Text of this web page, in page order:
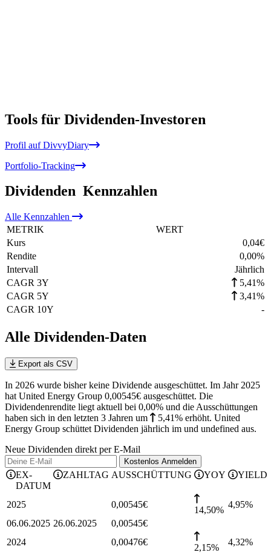
Tools für Dividenden-Investoren
Profil auf DivvyDiary
Portfolio-Tracking
Dividenden Kennzahlen
Alle Kennzahlen
METRIK
WERT
Kurs
0,04€
Rendite
0,00%
Intervall
Jährlich
CAGR 3Y
5,41%
CAGR 5Y
3,41%
CAGR 10Y
-
Alle Dividenden-Daten
Export als CSV
In 2026 wurde bisher keine Dividende ausgeschüttet. Im Jahr 2025
hat United Energy Group 0,00545€ ausgeschüttet. Die
Dividendenrendite liegt aktuell bei 0,00% und die Ausschüttungen
haben sich in den letzten 3 Jahren um 5,41% erhöht. United
Energy Group schüttet Dividenden jährlich im und undefined aus.
Neue Dividenden direkt per E-Mail
Kostenlos Anmelden
EX-
DATUM
ZAHLTAG AUSSCHÜTTUNG YOY YIELD
2025 0,00545€
14,50%
4,95%
06.06.2025 26.06.2025 0,00545€
2024
0,00476€
2,15%
4,32%